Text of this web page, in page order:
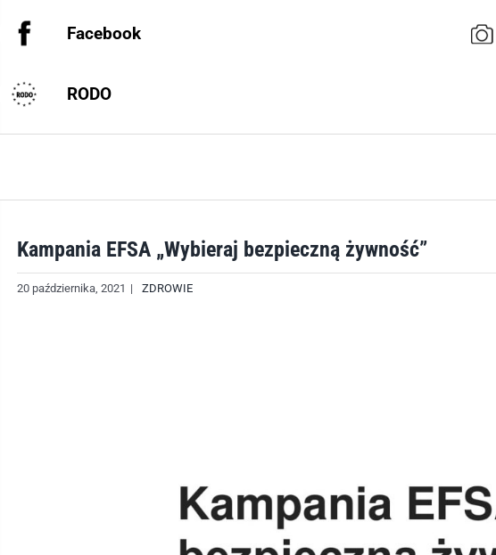
Facebook
RODO
Kampania EFSA „Wybieraj bezpieczną żywność”
20 października, 2021 | ZDROWIE